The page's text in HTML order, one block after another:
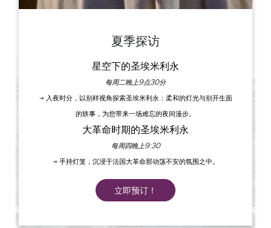
夏季探访
星空下的圣埃米利永
每周二晚上9点30分
→ 入夜时分，以别样视角探索圣埃米利永：柔和的灯光与别开生面
的轶事，为您带来一场难忘的夜间漫步。
大革命时期的圣埃米利永
每周四晚上9:30
→ 手持灯笼，沉浸于法国大革命那动荡不安的氛围之中。
立即预订！